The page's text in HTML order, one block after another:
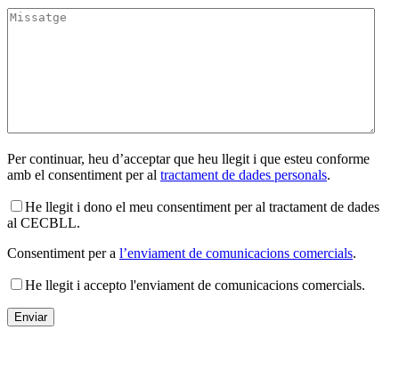
Per continuar, heu d’acceptar que heu llegit i que esteu conforme
amb el consentiment per al tractament de dades personals.
He llegit i dono el meu consentiment per al tractament de dades
al CECBLL.
Consentiment per a l’enviament de comunicacions comercials.
He llegit i accepto l'enviament de comunicacions comercials.